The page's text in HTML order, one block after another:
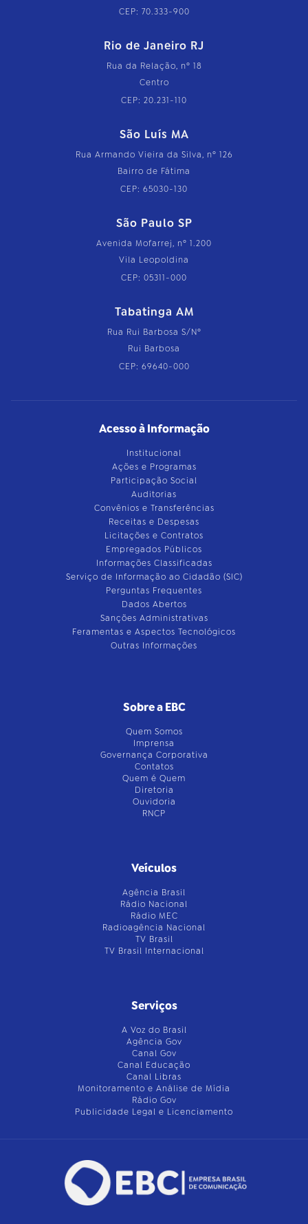
CEP: 70.333-900
Rio de Janeiro RJ
Rua da Relação, nº 18
Centro
CEP: 20.231-110
São Luís MA
Rua Armando Vieira da Silva, nº 126
Bairro de Fátima
CEP: 65030-130
São Paulo SP
Avenida Mofarrej, nº 1.200
Vila Leopoldina
CEP: 05311-000
Tabatinga AM
Rua Rui Barbosa S/Nº
Rui Barbosa
CEP: 69640-000
Acesso à Informação
Institucional
Ações e Programas
Participação Social
Auditorias
Convênios e Transferências
Receitas e Despesas
Licitações e Contratos
Empregados Públicos
Informações Classificadas
Serviço de Informação ao Cidadão (SIC)
Perguntas Frequentes
Dados Abertos
Sanções Administrativas
Feramentas e Aspectos Tecnológicos
Outras Informações
Sobre a EBC
Quem Somos
Imprensa
Governança Corporativa
Contatos
Quem é Quem
Diretoria
Ouvidoria
RNCP
Veículos
Agência Brasil
Rádio Nacional
Rádio MEC
Radioagência Nacional
TV Brasil
TV Brasil Internacional
Serviços
A Voz do Brasil
Agência Gov
Canal Gov
Canal Educação
Canal Libras
Monitoramento e Análise de Mídia
Rádio Gov
Publicidade Legal e Licenciamento